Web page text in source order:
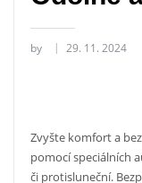
by 29. 11. 2024
Zvyšte komfort a
pomocí speciálních
či protisluneční.